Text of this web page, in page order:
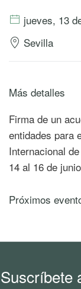
jueves, 13
Sevilla
Más detalles
Firma de un
entidades para
Internacional
14 al 16 de
Próximos
Suscríbete